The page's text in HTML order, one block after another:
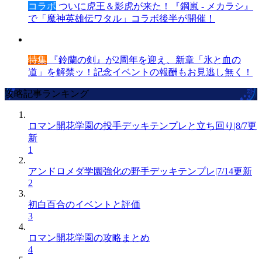
コラボ ついに虎王＆影虎が来た！『鋼嵐 - メカラシ』
で「魔神英雄伝ワタル」コラボ後半が開催！
特集 『鈴蘭の剣』が2周年を迎え、新章「氷と血の
道」を解禁ッ！記念イベントの報酬もお見逃し無く！
攻略記事ランキング
ロマン開花学園の投手デッキテンプレと立ち回り|8/7更
新
1
アンドロメダ学園強化の野手デッキテンプレ|7/14更新
2
初白百合のイベントと評価
3
ロマン開花学園の攻略まとめ
4